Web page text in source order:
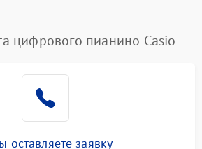
цифрового пианино Casio
оставляете заявку